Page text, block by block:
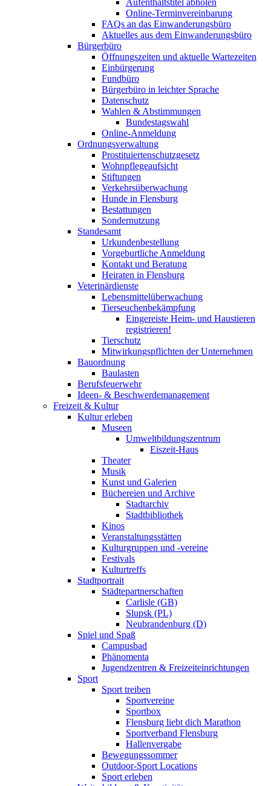
Aufenthaltstitel abholen
Online-Terminvereinbarung
FAQs an das Einwanderungsbüro
Aktuelles aus dem Einwanderungsbüro
Bürgerbüro
Öffnungszeiten und aktuelle Wartezeiten
Einbürgerung
Fundbüro
Bürgerbüro in leichter Sprache
Datenschutz
Wahlen & Abstimmungen
Bundestagswahl
Online-Anmeldung
Ordnungsverwaltung
Prostituiertenschutzgesetz
Wohnpflegeaufsicht
Stiftungen
Verkehrsüberwachung
Hunde in Flensburg
Bestattungen
Sondernutzung
Standesamt
Urkundenbestellung
Vorgeburtliche Anmeldung
Kontakt und Beratung
Heiraten in Flensburg
Veterinärdienste
Lebensmittelüberwachung
Tierseuchenbekämpfung
Eingereiste Heim- und Haustieren
registrieren!
Tierschutz
Mitwirkungspflichten der Unternehmen
Bauordnung
Baulasten
Berufsfeuerwehr
Ideen- & Beschwerdemanagement
Freizeit & Kultur
Kultur erleben
Museen
Umweltbildungszentrum
Eiszeit-Haus
Theater
Musik
Kunst und Galerien
Büchereien und Archive
Stadtarchiv
Stadtbibliothek
Kinos
Veranstaltungsstätten
Kulturgruppen und -vereine
Festivals
Kulturtreffs
Stadtportrait
Städtepartnerschaften
Carlisle (GB)
Slupsk (PL)
Neubrandenburg (D)
Spiel und Spaß
Campusbad
Phänomenta
Jugendzentren & Freizeiteinrichtungen
Sport
Sport treiben
Sportvereine
Sportbox
Flensburg liebt dich Marathon
Sportverband Flensburg
Hallenvergabe
Bewegungssommer
Outdoor-Sport Locations
Sport erleben